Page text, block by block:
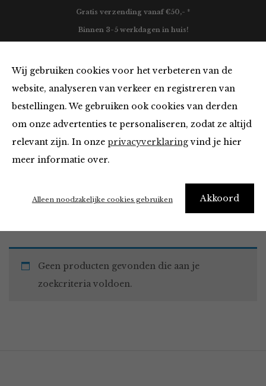
Wij gebruiken cookies voor het verbeteren van de
website, analyseren van verkeer en registreren van
bestellingen. We gebruiken ook cookies van derden
om onze advertenties te personaliseren, zodat ze altijd
relevant zijn. In onze privacyverklaringvind je hier
meer informatie over.
Akkoord
Alleen noodzakelijke cookies gebruiken
Gratis verzending vanaf €50,- *
Binnen 3-5 werkdagen in huis!
Must Haves
Home Winkel Accessoires Must Haves
Geen producten gevonden die aan je
zoekcriteria voldoen.